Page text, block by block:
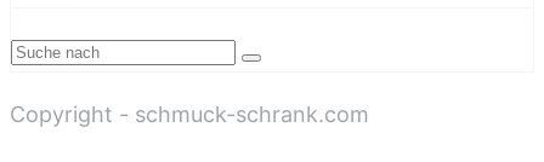
Copyright - schmuck-schrank.com